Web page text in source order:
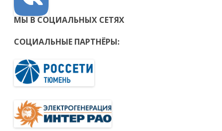
МЫ В СОЦИАЛЬНЫХ СЕТЯХ
СОЦИАЛЬНЫЕ ПАРТНЁРЫ: